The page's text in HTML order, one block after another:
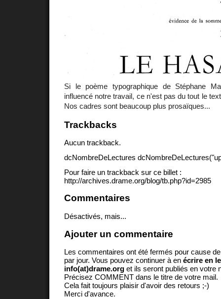
Si le poème typographique de Stéphane
influencé notre travail, ce n'est pas du tout le
Nos cadres sont beaucoup plus prosaïques...
Trackbacks
Aucun trackback.
dcNombreDeLectures
Pour faire un trackback sur ce billet :
http://archives.drame.org/blog/tb.php?id=2985
Commentaires
Désactivés, mais...
Ajouter un commentaire
Les commentaires ont été fermés pour cause
par jour. Vous pouvez continuer à en écrire en
info(at)drame.org et ils seront publiés en votre
Précisez COMMENT dans le titre de votre mail.
Cela fait toujours plaisir d'avoir des retours ;-)
Merci d'avance.